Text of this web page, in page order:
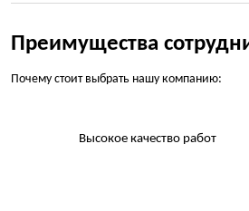
Преимущества
Почему стоит выбрать нашу компанию:
Высокое качество работ